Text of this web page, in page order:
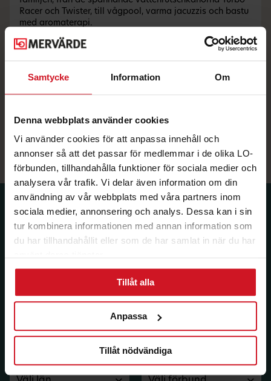
Samtycke Information Om
Denna webbplats använder cookies
Vi använder cookies för att anpassa innehåll och
annonser så att det passar för medlemmar i de olika LO-
förbunden, tillhandahålla funktioner för sociala medier och
analysera vår trafik. Vi delar även information om din
användning av vår webbplats med våra partners inom
sociala medier, annonsering och analys. Dessa kan i sin
tur kombinera informationen med annan information som
du har tillhandahållit eller som de har samlat in när du har
Tillåt alla
Anpassa
Tillåt nödvändiga
Racer och Twister, till vågpool, varma jacuzzis och bastu
med aromaterapi.
Lalandia är den perfekta destinationen för en
minisemester med familjen. Vattenparken erbjuder
värld av aktiviteter såsom bowling, minigolf och det
barnvänliga Monky Tonky Land. När hungern slår till
italienska rätter till våfflor för de sötsugna.
lalandia.dk
Prenumerera på dina
medlemsförmåner.
E-post:
Förbund: